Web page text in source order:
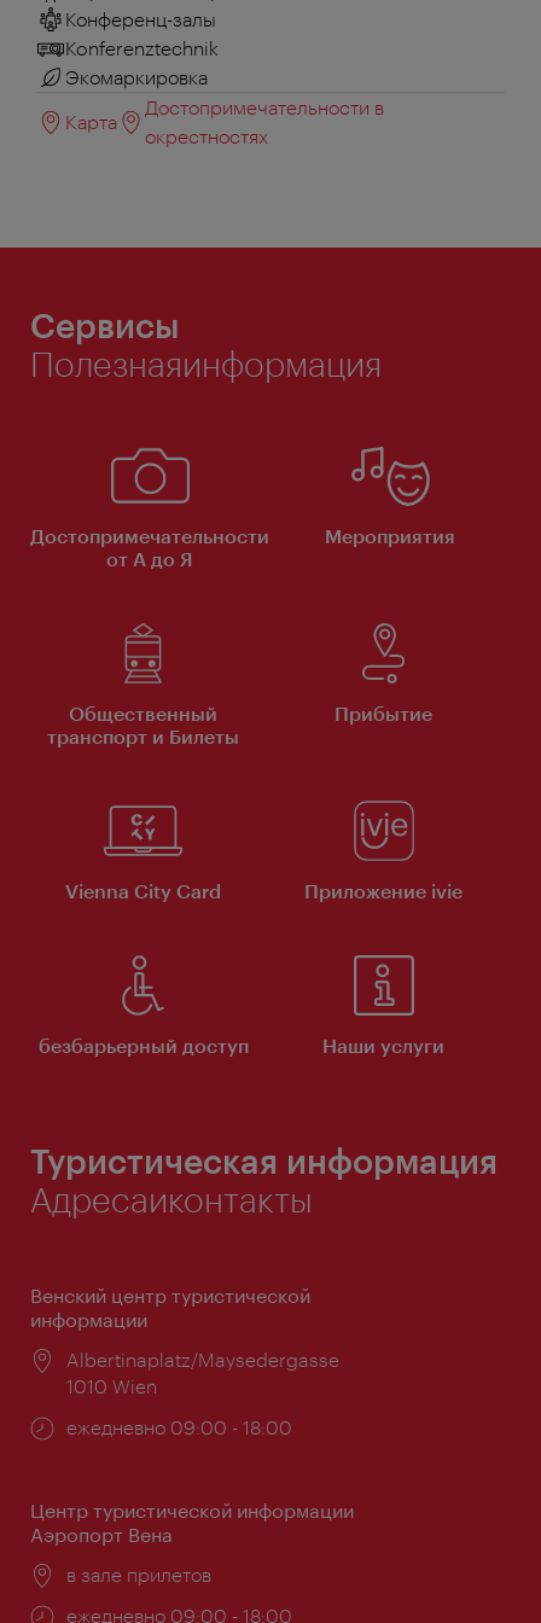
Конференц-залы
Konferenztechnik
Экомаркировка
Карта
Достопримечательности в
окрестностях
Сервисы
Полезнаяинформация
Достопримечательности
от А до Я
Мероприятия
Общественный
транспорт и Билеты
Прибытие
Vienna City Card Приложение ivie
безбарьерный доступ Наши услуги
Туристическая информация
Адресаиконтакты
Венский центр туристической
информации
Расположение:
Albertinaplatz/Maysedergasse
1010 Wien
Часы
ежедневно 09:00 - 18:00
Центр туристической информации
Аэропорт Вена
Расположение:
в зале прилетов
Часы
ежедневно 09:00 - 18:00